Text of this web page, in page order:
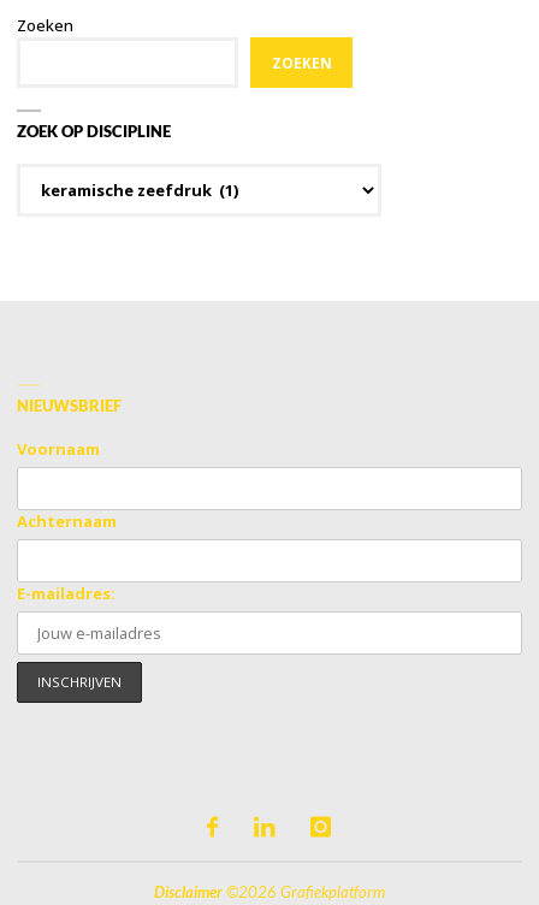
Zoeken
ZOEKEN
ZOEK OP DISCIPLINE
NIEUWSBRIEF
Voornaam
Achternaam
E-mailadres:
Disclaimer©2026 Grafiekplatform